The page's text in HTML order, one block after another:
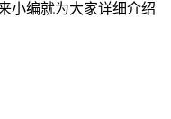
小编就为大家详细介绍